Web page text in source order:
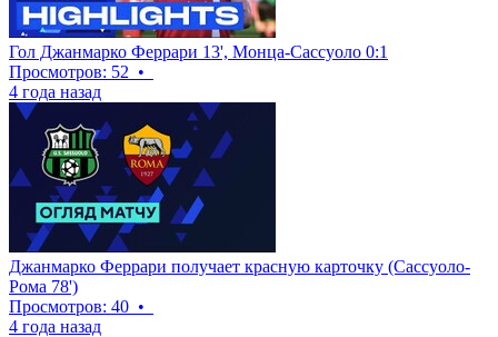
Гол Джанмарко Феррари 13', Монца-Сассуоло 0:1
Просмотров: 52 •
4 года назад
Джанмарко Феррари получает красную карточку (Сассуоло-
Рома 78')
Просмотров: 40 •
4 года назад